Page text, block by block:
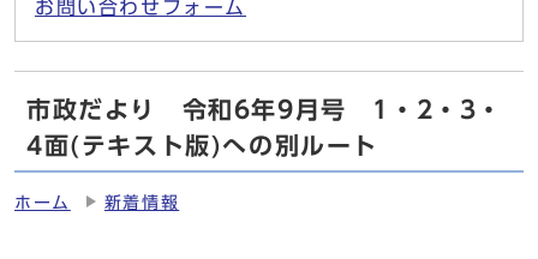
お問い合わせフォーム
市政だより 令和6年9月号 1・2・3・
4面(テキスト版)への別ルート
ホーム 新着情報